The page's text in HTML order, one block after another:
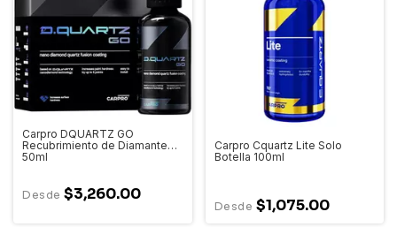
Carpro DQUARTZ GO
Recubrimiento de Diamante
50ml
$3,260.00
Carpro Cquartz Lite Solo
Botella 100ml
$1,075.00